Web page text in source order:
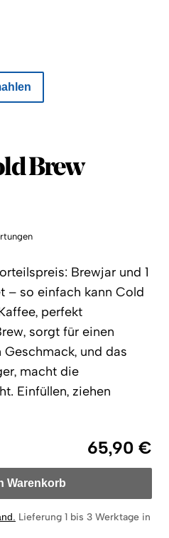
Brew
Brewjar und 1
– so einfach kann Cold
perfekt
sorgt für einen
und das
macht die
Einfüllen, ziehen
65,90 €
Warenkorb
. Lieferung 1 bis 3 Werktage in